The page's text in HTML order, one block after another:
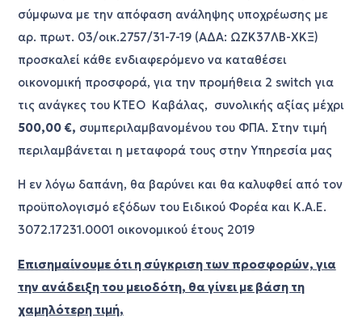
σύμφωνα με την απόφαση ανάληψης υποχρέωσης με
αρ. πρωτ. 03/οικ.2757/31-7-19 (ΑΔΑ: ΩΖΚ37ΛΒ-ΧΚΞ)
προσκαλεί κάθε ενδιαφερόμενο να καταθέσει
οικονομική προσφορά, για τηνπρομήθεια 2 switch για
τις ανάγκες του ΚΤΕΟ Καβάλας, συνολικής αξίας μέχρι
500,00 €, συμπεριλαμβανομένου του ΦΠΑ. Στην τιμή
περιλαμβάνεται η μεταφορά τους στην Υπηρεσία μας
Η εν λόγω δαπάνη, θα βαρύνει και θα καλυφθεί από τον
προϋπολογισμό εξόδων του Ειδικού Φορέα και Κ.Α.Ε.
3072.17231.0001 οικονομικού έτους 2019
Επισημαίνουμε ότι η σύγκριση των προσφορών, για
την ανάδειξη του μειοδότη, θα γίνει με βάση τη
χαμηλότερη τιμή,